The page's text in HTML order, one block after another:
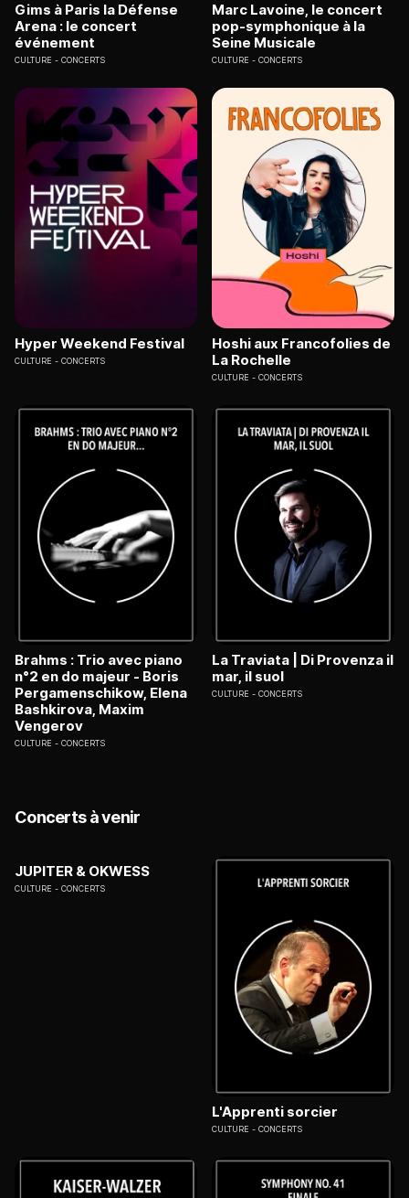
Gims à Paris la Défense
Arena : le concert
événement
CULTURE CONCERTS
Marc Lavoine, le concert
pop-symphonique à la
Seine Musicale
CULTURE CONCERTS
Hyper Weekend Festival
CULTURE CONCERTS
Hoshi aux Francofolies de
La Rochelle
CULTURE CONCERTS
Brahms : Trio avec piano
n°2 en do majeur - Boris
Pergamenschikow, Elena
Bashkirova, Maxim
Vengerov
CULTURE CONCERTS
La Traviata | Di Provenza il
mar, il suol
CULTURE CONCERTS
Concerts à venir
JUPITER & OKWESS
CULTURE CONCERTS
L'Apprenti sorcier
CULTURE CONCERTS